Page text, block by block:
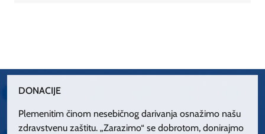
DONACIJE
Plemenitim činom nesebičnog darivanja osnažimo našu
zdravstvenu zaštitu. „Zarazimo“ se dobrotom, donirajmo